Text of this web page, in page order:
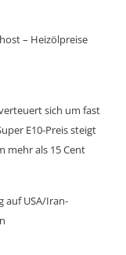
– Heizölpreise
sich um fast
E10-Preis steigt
mehr als 15 Cent
auf USA/Iran-